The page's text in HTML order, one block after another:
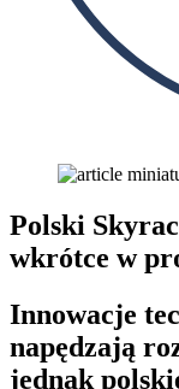
Polski
wkrótce w
Innowacje
napędzają
jednak